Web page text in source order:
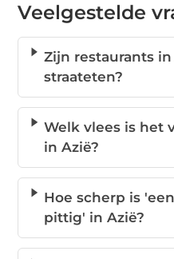
Veelgestelde
Zijn restaurants
straateten?
Welk vlees is het
in Azië?
Hoe scherp is
pittig' in Azië?